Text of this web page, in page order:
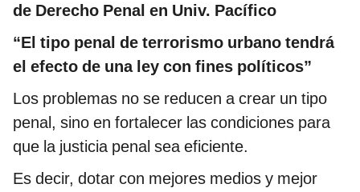
de Derecho Penal en Univ. Pacífico
“El tipo penal de terrorismo urbano tendrá
el efecto de una ley con fines políticos”
Los problemas no se reducen a crear un tipo
penal, sino en fortalecer las condiciones para
que la justicia penal sea eficiente.
Es decir, dotar con mejores medios y mejor